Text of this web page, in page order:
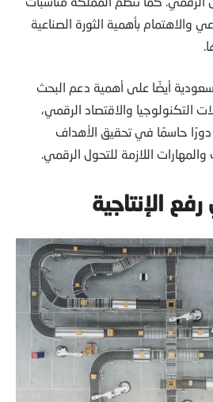
بأهمية الثورة الصناعية
أيضًا على أهمية دعم البحث
التكنولوجيا والاقتصاد الرقمي،
حاسمًا في تحقيق الأهداف
اللازمة للتحول الرقمي.
الإنتاجية